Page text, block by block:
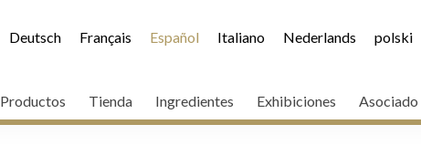
Deutsch Français Español Italiano Nederlands polski
Productos Tienda Ingredientes Exhibiciones Asociado